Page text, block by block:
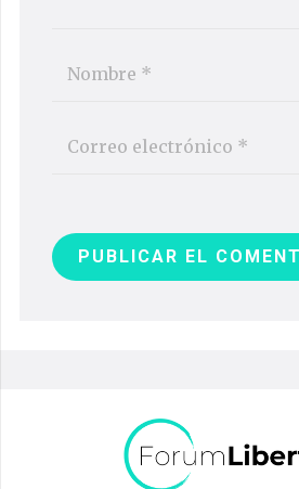
PUBLICAR EL